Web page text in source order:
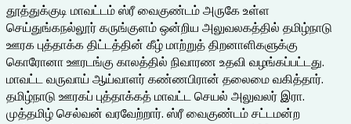
தூத்துக்குடி மாவட்டம் ஸ்ரீ வைகுண்டம் அருகே உள்ள
செய்துங்கநல்லூர் கருங்குளம் ஒன்றிய அலுவலகத்தில் தமிழ்நாடு
ஊரக புத்தாக்க திட்டத்தின் கீழ் மாற்றுத் திறனாளிகளுக்கு
கொரோனா ஊரடங்கு காலத்தில் நிவாரண உதவி வழங்கப்பட்டது.
மாவட்ட வருவாய் ஆய்வாளர் கண்ணபிரான் தலைமை வகித்தார்.
தமிழ்நாடு ஊரகப் புத்தாக்கத் மாவட்ட செயல் அலுவலர் இரா.
முத்தமிழ் செல்வன் வரவேற்றார். ஸ்ரீ வைகுண்டம் சட்டமன்ற